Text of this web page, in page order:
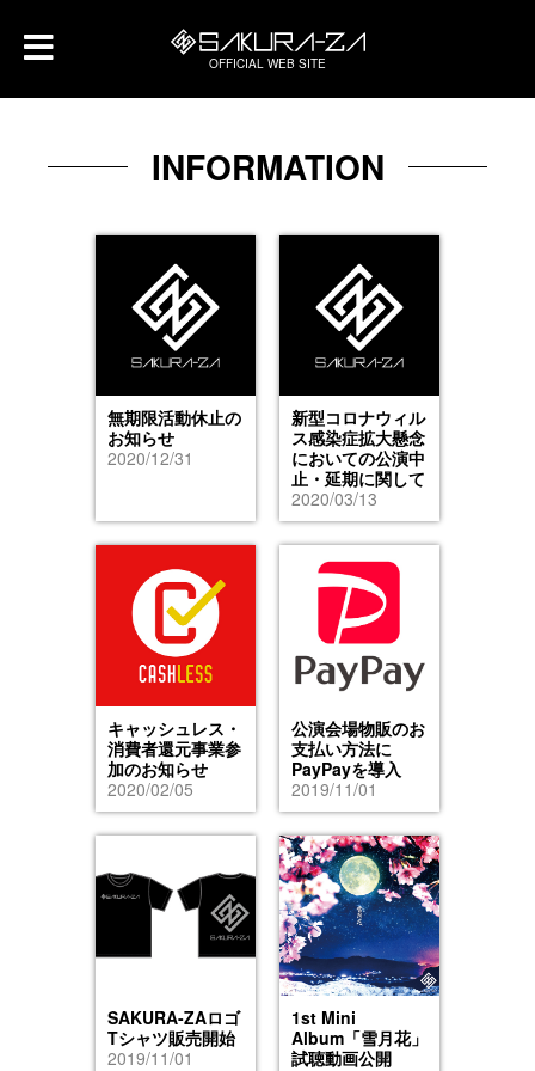
OFFICIAL WEB SITE
INFORMATION
無期限活動休止の
お知らせ
2020/12/31
新型コロナウィル
ス感染症拡大懸念
においての公演中
止・延期に関して
2020/03/13
キャッシュレス・
消費者還元事業参
加のお知らせ
2020/02/05
公演会場物販のお
支払い方法に
PayPayを導入
2019/11/01
SAKURA-ZAロゴ
Tシャツ販売開始
2019/11/01
1st Mini
Album「雪月花」
試聴動画公開